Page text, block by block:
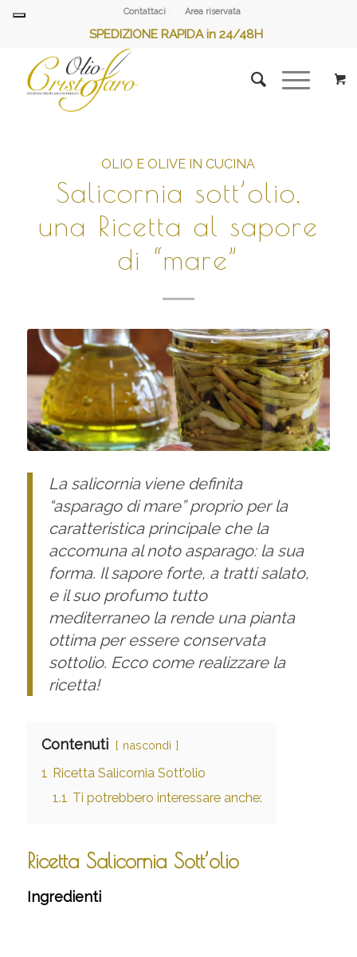
Contattaci Area riservata
SPEDIZIONE RAPIDA in 24/48H
OLIO E OLIVE IN CUCINA
Salicornia sott’olio,
una Ricetta al sapore
di “mare”
La salicornia viene definita
“asparago di mare” proprio per la
caratteristica principale che la
accomuna al noto asparago: la sua
forma. Il sapore forte, a tratti salato,
e il suo profumo tutto
mediterraneo la rende una pianta
ottima per essere conservata
sottolio. Ecco come realizzare la
ricetta!
Contenuti nascondi
1 Ricetta Salicornia Sott’olio
1.1 Ti potrebbero interessare anche:
Ricetta Salicornia Sott’olio
Ingredienti